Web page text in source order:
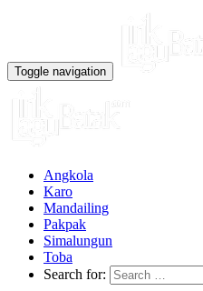
Toggle navigation
Angkola
Karo
Mandailing
Pakpak
Simalungun
Toba
Search for: